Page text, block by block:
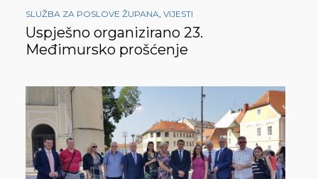
SLUŽBA ZA POSLOVE ŽUPANA, VIJESTI
Uspješno organizirano 23.
Međimursko prošćenje